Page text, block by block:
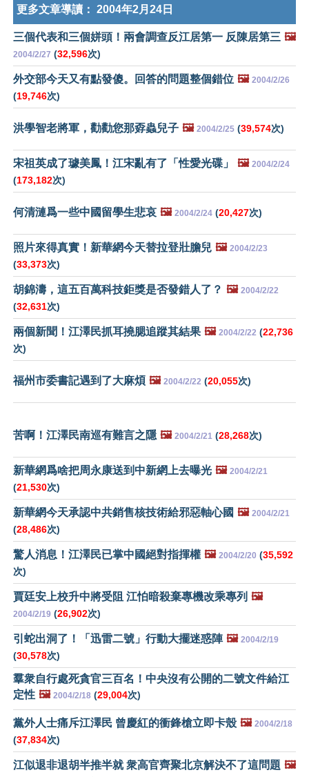
更多文章導讀： 2004年2月24日
三個代表和三個姘頭！兩會調查反江居第一 反陳居第三 🖼️
2004/2/27 (32,596次)
外交部今天又有點發傻。回答的問題整個錯位 🖼️ 2004/2/26
(19,746次)
洪學智老將軍，勸勸您那孬蟲兒子 🖼️ 2004/2/25 (39,574次)
宋祖英成了璩美鳳！江宋亂有了「性愛光碟」 🖼️ 2004/2/24
(173,182次)
何清漣爲一些中國留學生悲哀 🖼️ 2004/2/24 (20,427次)
照片來得真實！新華網今天替拉登壯膽兒 🖼️ 2004/2/23
(33,373次)
胡錦濤，這五百萬科技鉅獎是否發錯人了？ 🖼️ 2004/2/22
(32,631次)
兩個新聞！江澤民抓耳撓腮追蹤其結果 🖼️ 2004/2/22 (22,736
次)
福州市委書記遇到了大麻煩 🖼️ 2004/2/22 (20,055次)
苦啊！江澤民南巡有難言之隱 🖼️ 2004/2/21 (28,268次)
新華網爲啥把周永康送到中新網上去曝光 🖼️ 2004/2/21
(21,530次)
新華網今天承認中共銷售核技術給邪惡軸心國 🖼️ 2004/2/21
(28,486次)
驚人消息！江澤民已掌中國絕對指揮權 🖼️ 2004/2/20 (35,592
次)
賈廷安上校升中將受阻 江怕暗殺棄專機改乘專列 🖼️
2004/2/19 (26,902次)
引蛇出洞了！「迅雷二號」行動大擺迷惑陣 🖼️ 2004/2/19
(30,578次)
羣衆自行處死貪官三百名！中央沒有公開的二號文件給江
定性 🖼️ 2004/2/18 (29,004次)
黨外人士痛斥江澤民 曾慶紅的衝鋒槍立即卡殼 🖼️ 2004/2/18
(37,834次)
江似退非退胡半推半就 衆高官齊聚北京解決不了這問題 🖼️